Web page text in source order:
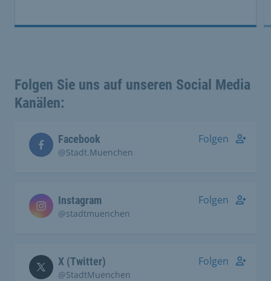
Folgen Sie uns auf unseren Social Media
Kanälen:
Facebook
@Stadt.Muenchen
Folgen
Instagram
@stadtmuenchen
Folgen
X (Twitter)
@StadtMuenchen
Folgen